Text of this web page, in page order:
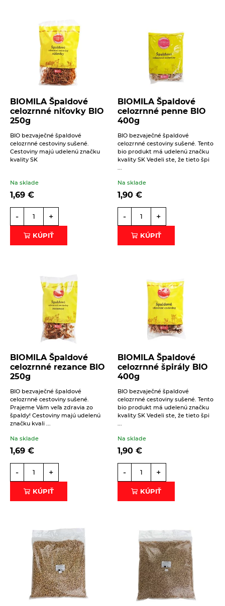
Polotovary
Výrobky z obilnín
Zmesi na varenie a pečenie
Zrná a semená
Obilniny
Pseudoobilniny
Ryže
Semienka na nakličovanie
Strukoviny
Zdravé maškrtenie
Čokolády, cukríky, lízatká
Dezertné krémy - Kolatch
Tyčinky, sušienky, oplátky
Doplnky stravy
Dr.Popov - rôzne
Eterické oleje
Éterické oleje na kulinárske účely
Keramické slniečko
Kúpele na detoxikáciu organizmu
Literatúra
Vankúše
BIOMILA Špaldové
celozrnné niťovky BIO
250g
BIO bezvaječné špaldové
celozrnné cestoviny sušené.
Cestoviny majú udelenú značku
kvality SK
Na sklade
1,69 €
- +
KÚPIŤ
BIOMILA Špaldové
celozrnné penne BIO
400g
BIO bezvaječné špaldové
celozrnné cestoviny sušené. Tento
bio produkt má udelenú značku
kvality SK Vedeli ste, že tieto špi
Na sklade
1,90 €
- +
KÚPIŤ
BIOMILA Špaldové
celozrnné rezance BIO
250g
BIO bezvaječné špaldové
celozrnné cestoviny sušené.
Prajeme Vám veľa zdravia zo
špaldy! Cestoviny majú udelenú
značku kvali ...
Na sklade
1,69 €
- +
KÚPIŤ
BIOMILA Špaldové
celozrnné špirály BIO
400g
BIO bezvaječné špaldové
celozrnné cestoviny sušené. Tento
bio produkt má udelenú značku
kvality SK Vedeli ste, že tieto špi
Na sklade
1,90 €
- +
KÚPIŤ